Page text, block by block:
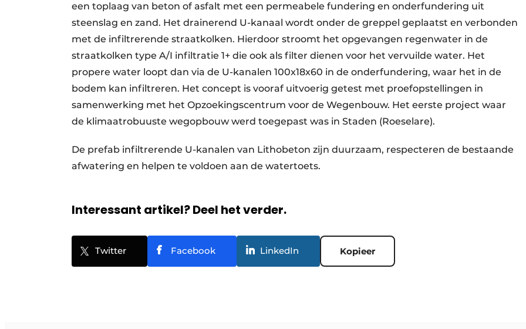
een toplaag van beton of asfalt met een permeabele fundering en onderfundering uit
steenslag en zand. Het drainerend U-kanaal wordt onder de greppel geplaatst en verbonden
met de infiltrerende straatkolken. Hierdoor stroomt het opgevangen regenwater in de
straatkolken type A/I infiltratie 1+ die ook als filter dienen voor het vervuilde water. Het
propere water loopt dan via de U-kanalen 100x18x60 in de onderfundering, waar het in de
bodem kan infiltreren. Het concept is vooraf uitvoerig getest met proefopstellingen in
samenwerking met het Opzoekingscentrum voor de Wegenbouw. Het eerste project waar
de klimaatrobuuste wegopbouw werd toegepast was in Staden (Roeselare).
De prefab infiltrerende U-kanalen van Lithobeton zijn duurzaam, respecteren de bestaande
afwatering en helpen te voldoen aan de watertoets.
Interessant artikel? Deel het verder.
Twitter Facebook LinkedIn Kopieer